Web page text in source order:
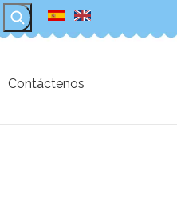
Contáctenos